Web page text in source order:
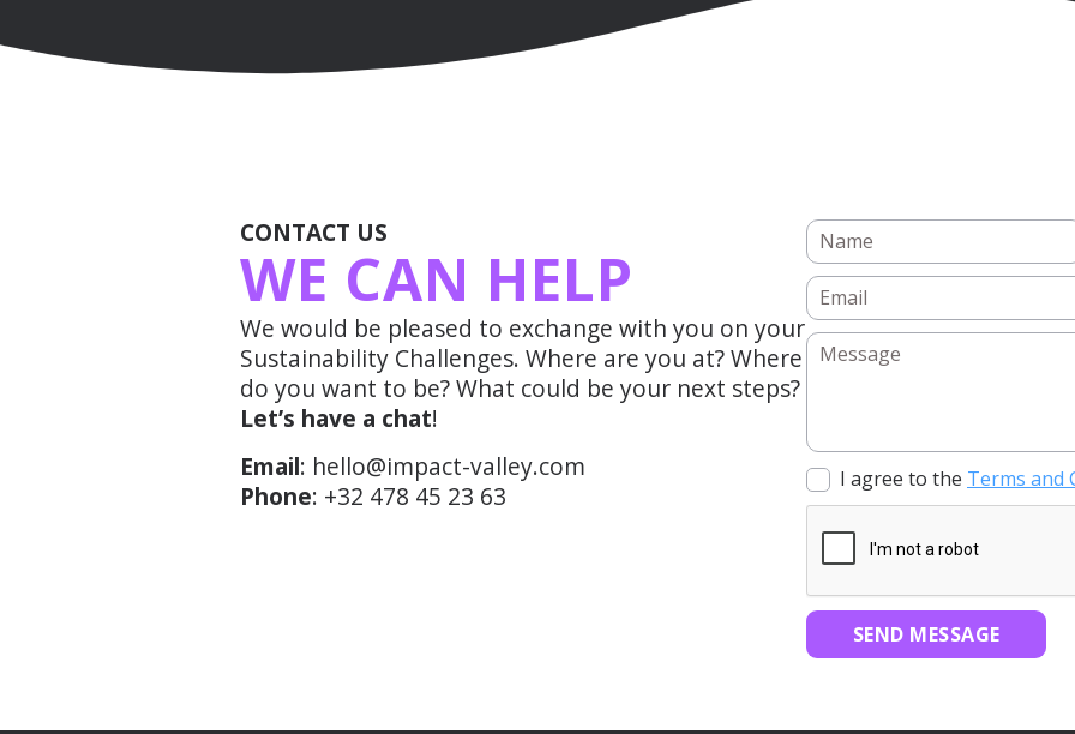
CONTACT US
WE CAN HELP
We would be pleased to exchange with you on your
Sustainability Challenges. Where are you at? Where
do you want to be? What could be your next steps?
Let’s have a chat!
Email: hello@impact-valley.com
Phone: +32 478 45 23 63
I agree to the Terms and
SEND MESSAGE